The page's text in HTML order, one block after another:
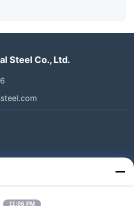
Steel Co., Ltd.
11:06 PM